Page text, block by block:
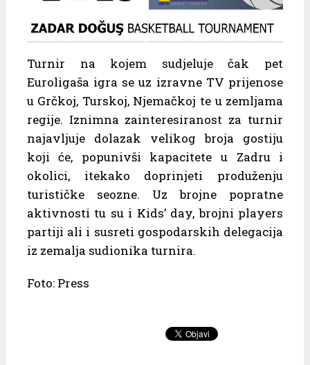
Turnir na kojem sudjeluje čak pet
Euroligaša igra se uz izravne TV prijenose
u Grčkoj, Turskoj, Njemačkoj te u zemljama
regije. Iznimna zainteresiranost za turnir
najavljuje dolazak velikog broja gostiju
koji će, popunivši kapacitete u Zadru i
okolici, itekako doprinjeti produženju
turističke seozne. Uz brojne popratne
aktivnosti tu su i Kids’ day, brojni players
partiji ali i susreti gospodarskih delegacija
iz zemalja sudionika turnira.
Foto: Press